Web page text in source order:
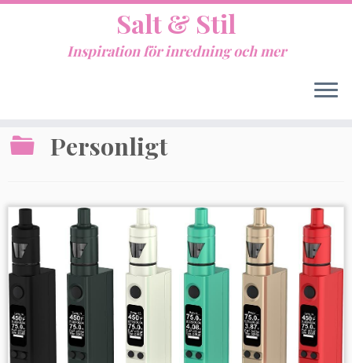
Salt & Stil
Inspiration för inredning och mer
Personligt